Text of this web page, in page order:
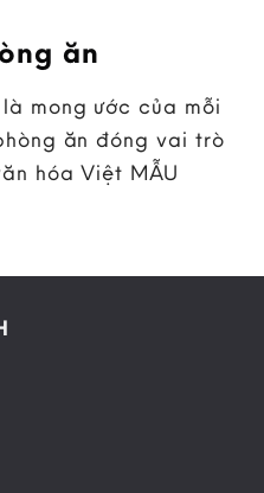
ăn
mong ước của mỗi
ăn đóng vai trò
hóa Việt MẪU